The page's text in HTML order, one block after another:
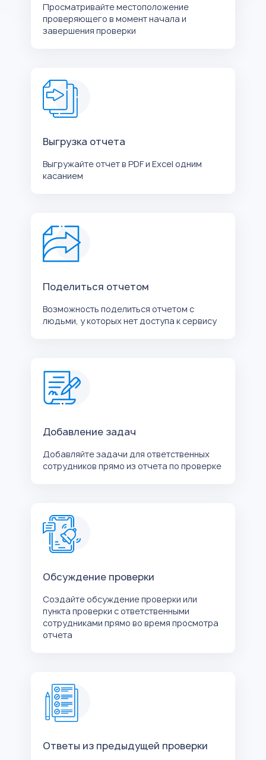
Просматривайте местоположение
проверяющего в момент начала и
завершения проверки
Выгрузка отчета
Выгружайте отчет в PDF и Excel одним
касанием
Поделиться отчетом
Возможность поделиться отчетом с
людьми, у которых нет доступа к сервису
Добавление задач
Добавляйте задачи для ответственных
сотрудников прямо из отчета по проверке
Обсуждение проверки
Создайте обсуждение проверки или
пункта проверки с ответственными
сотрудниками прямо во время просмотра
отчета
Ответы из предыдущей проверки